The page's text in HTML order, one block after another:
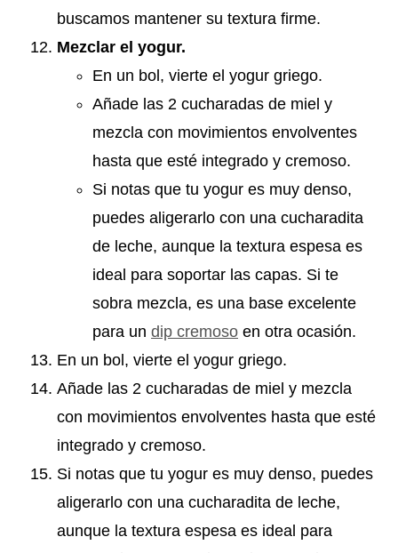
buscamos mantener su textura firme.
Mezclar el yogur.
En un bol, vierte el yogur griego.
Añade las 2 cucharadas de miel y
mezcla con movimientos envolventes
hasta que esté integrado y cremoso.
Si notas que tu yogur es muy denso,
puedes aligerarlo con una cucharadita
de leche, aunque la textura espesa es
ideal para soportar las capas. Si te
sobra mezcla, es una base excelente
para un dip cremoso en otra ocasión.
En un bol, vierte el yogur griego.
Añade las 2 cucharadas de miel y mezcla
con movimientos envolventes hasta que esté
integrado y cremoso.
Si notas que tu yogur es muy denso, puedes
aligerarlo con una cucharadita de leche,
aunque la textura espesa es ideal para